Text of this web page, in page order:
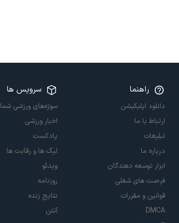
راهنما
دانلود اپلیکیشن
ارتباط با ما
تبلیغات
درباره ما
ابزار توسعه دهندگان
فرصت های شغلی
قوانین و مقررات
DMCA
سرویس ها
سوژه‌های ورزشی شما
اخبار ورزشی
پادکست
لیگ ها و رقابت ها
ویدئو
روزنامه
نتایج زنده
آنتن